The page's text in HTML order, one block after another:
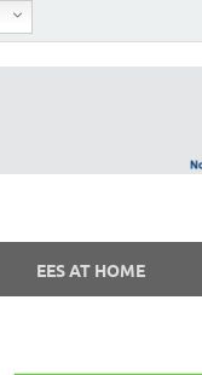
EES AT HOME